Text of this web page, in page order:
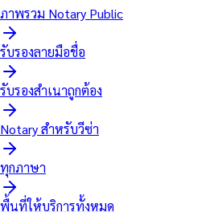
ภาพรวม Notary Public
รับรองลายมือชื่อ
รับรองสำเนาถูกต้อง
Notary สำหรับวีซ่า
ทุกภาษา
พื้นที่ให้บริการทั้งหมด